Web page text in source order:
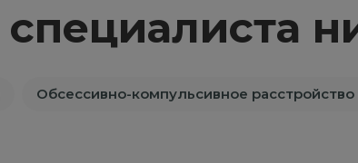
Обсессивно-компульсивное